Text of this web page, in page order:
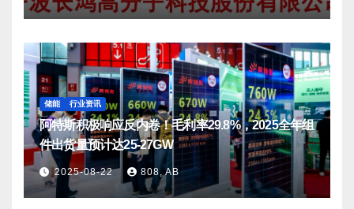
储能 行业资讯
阿特斯积极响应反内卷！毛利率29.8%，2025全年组
件出货量预计达25-27GW
2025-08-22 808, AB